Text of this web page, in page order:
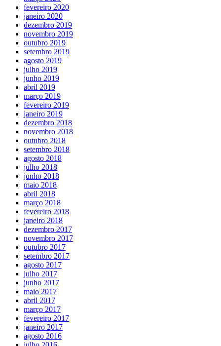
fevereiro 2020
janeiro 2020
dezembro 2019
novembro 2019
outubro 2019
setembro 2019
agosto 2019
julho 2019
junho 2019
abril 2019
março 2019
fevereiro 2019
janeiro 2019
dezembro 2018
novembro 2018
outubro 2018
setembro 2018
agosto 2018
julho 2018
junho 2018
maio 2018
abril 2018
março 2018
fevereiro 2018
janeiro 2018
dezembro 2017
novembro 2017
outubro 2017
setembro 2017
agosto 2017
julho 2017
junho 2017
maio 2017
abril 2017
março 2017
fevereiro 2017
janeiro 2017
agosto 2016